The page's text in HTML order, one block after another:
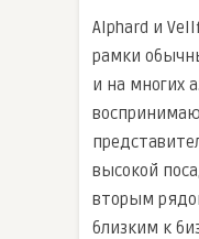
Alphard и
рамки
и на многих
высокой
вторым
близким к